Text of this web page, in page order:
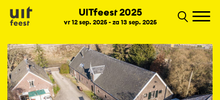
UITfeest 2025
vr 12 sep. 2025 - za 13 sep. 2025